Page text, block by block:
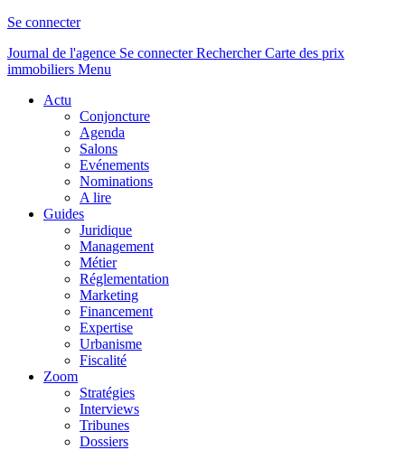
Se connecter
Journal de l'agence Se connecterRechercher Carte des prix
immobiliers Menu
Actu
Conjoncture
Agenda
Salons
Evénements
Nominations
A lire
Guides
Juridique
Management
Métier
Réglementation
Marketing
Financement
Expertise
Urbanisme
Fiscalité
Zoom
Stratégies
Interviews
Tribunes
Dossiers